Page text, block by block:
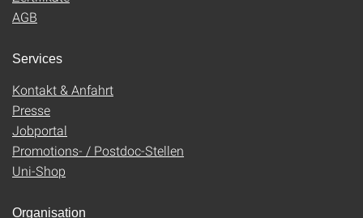
AGB
Services
Kontakt & Anfahrt
Presse
Jobportal
Promotions- / Postdoc-Stellen
Uni-Shop
Organisation